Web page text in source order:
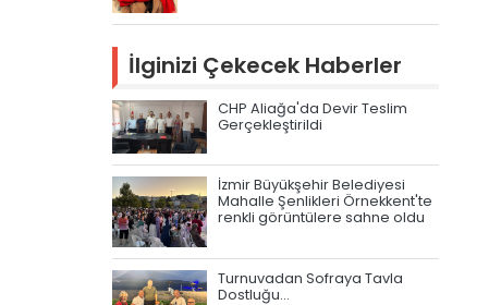
İlginizi Çekecek Haberler
CHP Aliağa'da Devir Teslim
Gerçekleştirildi
İzmir Büyükşehir Belediyesi
Mahalle Şenlikleri Örnekkent'te
renkli görüntülere sahne oldu
Turnuvadan Sofraya Tavla
Dostluğu…